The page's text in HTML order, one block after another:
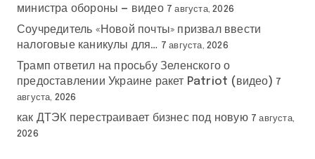
министра обороны — видео 7 августа, 2026
Соучредитель «Новой почты» призвал ввести
налоговые каникулы для… 7 августа, 2026
Трамп ответил на просьбу Зеленского о
предоставлении Украине ракет Patriot (видео) 7
августа, 2026
как ДТЭК перестраивает бизнес под новую 7 августа,
2026